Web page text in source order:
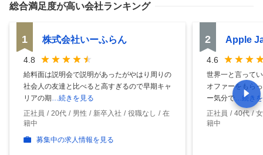
総合満足度が高い会社ランキング
1 株式会社いーふらん
4.8
給料面は説明会で説明があったがやはり周りの
社会人の友達と比べると高すぎるので早期キャ
リアの期…続きを見る
正社員
20代 男性 新卒入社 役職なし
在
籍中
募集中の求人情報を見る
2 Apple
4.6
世界一と言って
オファーをもら
ー気分で…続き
正社員
40代
籍中